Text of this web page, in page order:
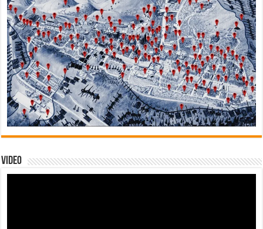
Video